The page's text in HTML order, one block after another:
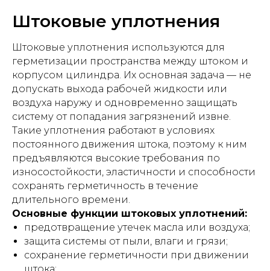
Штоковые уплотнения
Штоковые уплотнения используются для
герметизации пространства между штоком и
корпусом цилиндра. Их основная задача — не
допускать выхода рабочей жидкости или
воздуха наружу и одновременно защищать
систему от попадания загрязнений извне.
Такие уплотнения работают в условиях
постоянного движения штока, поэтому к ним
предъявляются высокие требования по
износостойкости, эластичности и способности
сохранять герметичность в течение
длительного времени.
Основные функции штоковых уплотнений:
предотвращение утечек масла или воздуха;
защита системы от пыли, влаги и грязи;
сохранение герметичности при движении